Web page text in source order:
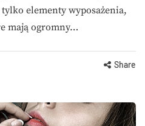
elementy wyposażenia,
mają ogromny…
Share